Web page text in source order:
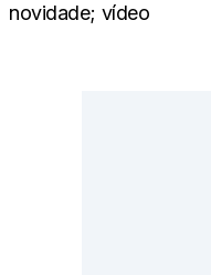
novidade; vídeo